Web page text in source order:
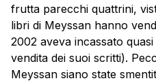
frutta parecchi quattrini,
libri di Meyssan hanno
2002 aveva incassato
vendita dei suoi scritti).
Meyssan siano state